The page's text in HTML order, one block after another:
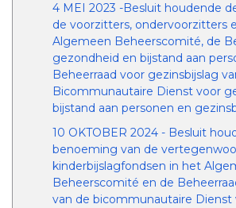
4 MEI 2023 -Besluit houdende
de voorzitters, ondervoorzitters
Algemeen Beheerscomité, de
gezondheid en bijstand aan
Beheerraad voor gezinsbijslag
Bicommunautaire Dienst voor
bijstand aan personen en
10 OKTOBER 2024 - Besluit
benoeming van de
kinderbijslagfondsen in het
Beheerscomité en de
van de bicommunautaire Dienst